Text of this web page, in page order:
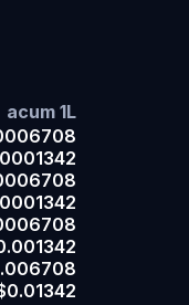
acum 1L